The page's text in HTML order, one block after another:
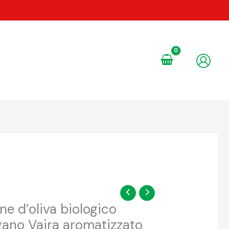
d’oliva biologico
Vaira aromatizzato